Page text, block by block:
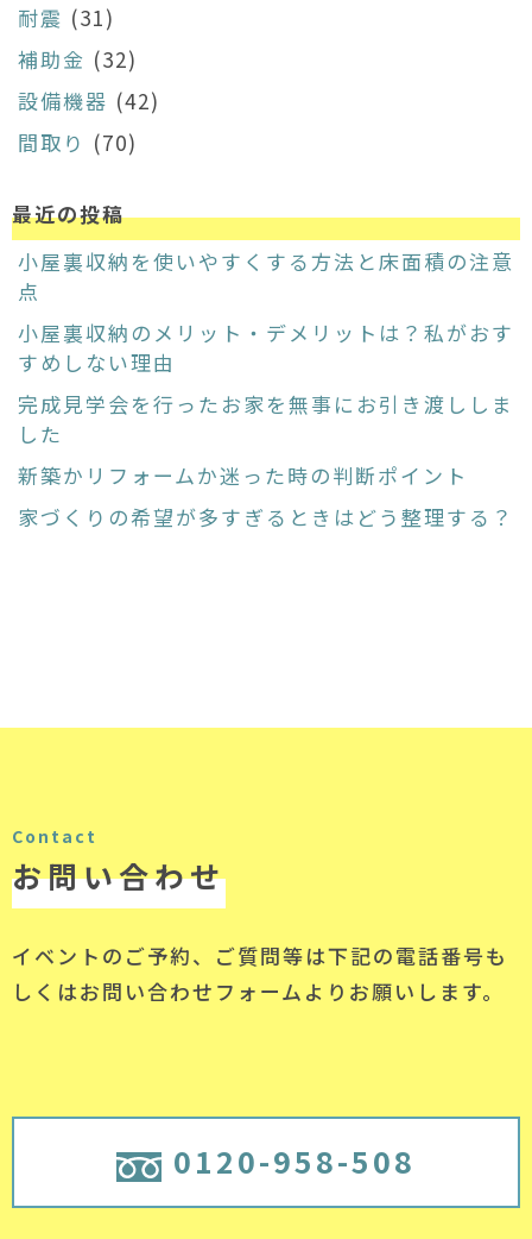
耐震 (31)
補助金 (32)
設備機器 (42)
間取り (70)
最近の投稿
小屋裏収納を使いやすくする方法と床面積の注意
点
小屋裏収納のメリット・デメリットは？私がおす
すめしない理由
完成見学会を行ったお家を無事にお引き渡ししま
した
新築かリフォームか迷った時の判断ポイント
家づくりの希望が多すぎるときはどう整理する？
Contact
お問い合わせ
イベントのご予約、ご質問等は下記の電話番号も
しくはお問い合わせフォームよりお願いします。
0120-958-508